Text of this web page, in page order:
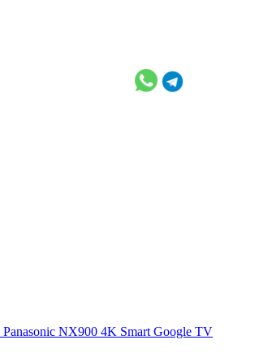
Panasonic NX900 4K Smart Google TV